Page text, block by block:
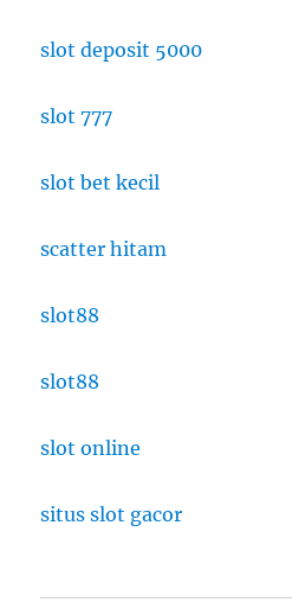
slot deposit 5000
slot 777
slot bet kecil
scatter hitam
slot88
slot88
slot online
situs slot gacor